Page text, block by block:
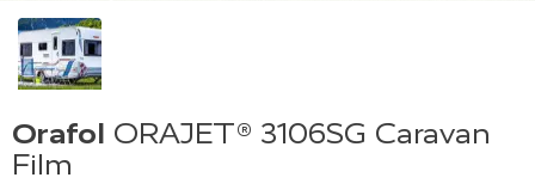
Orafol ORAJET® 3106SG Caravan
Film